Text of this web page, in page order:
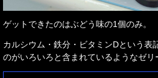
ゲットできたのはぶどう味の1個のみ。
カルシウム・鉄分・ビタミンDという表
のがいろいろと含まれているようなゼリ